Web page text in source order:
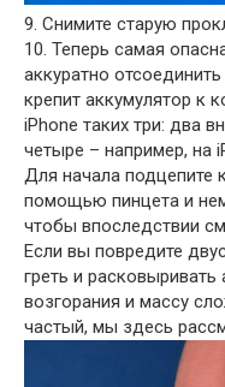
9. Снимите старую
10. Теперь самая
аккуратно
крепит аккумулятор к
iPhone таких три: два
четыре – например, на
Для начала подцепите
помощью пинцета и
чтобы впоследствии
Если вы повредите
греть и расковыривать
возгорания и массу
частый, мы здесь